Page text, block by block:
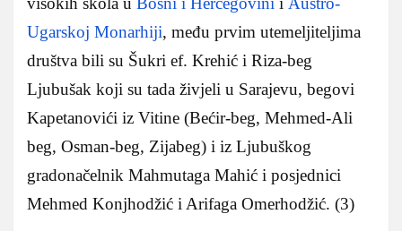
Ugarskoj Monarhiji, među prvim utemeljiteljima
društva bili su Šukri ef. Krehić i Riza-beg
Ljubušak koji su tada živjeli u Sarajevu, begovi
Kapetanovići iz Vitine (Bećir-beg, Mehmed-Ali
beg, Osman-beg, Zijabeg) i iz Ljubuškog
gradonačelnik Mahmutaga Mahić i posjednici
Mehmed Konjhodžić i Arifaga Omerhodžić. (3)